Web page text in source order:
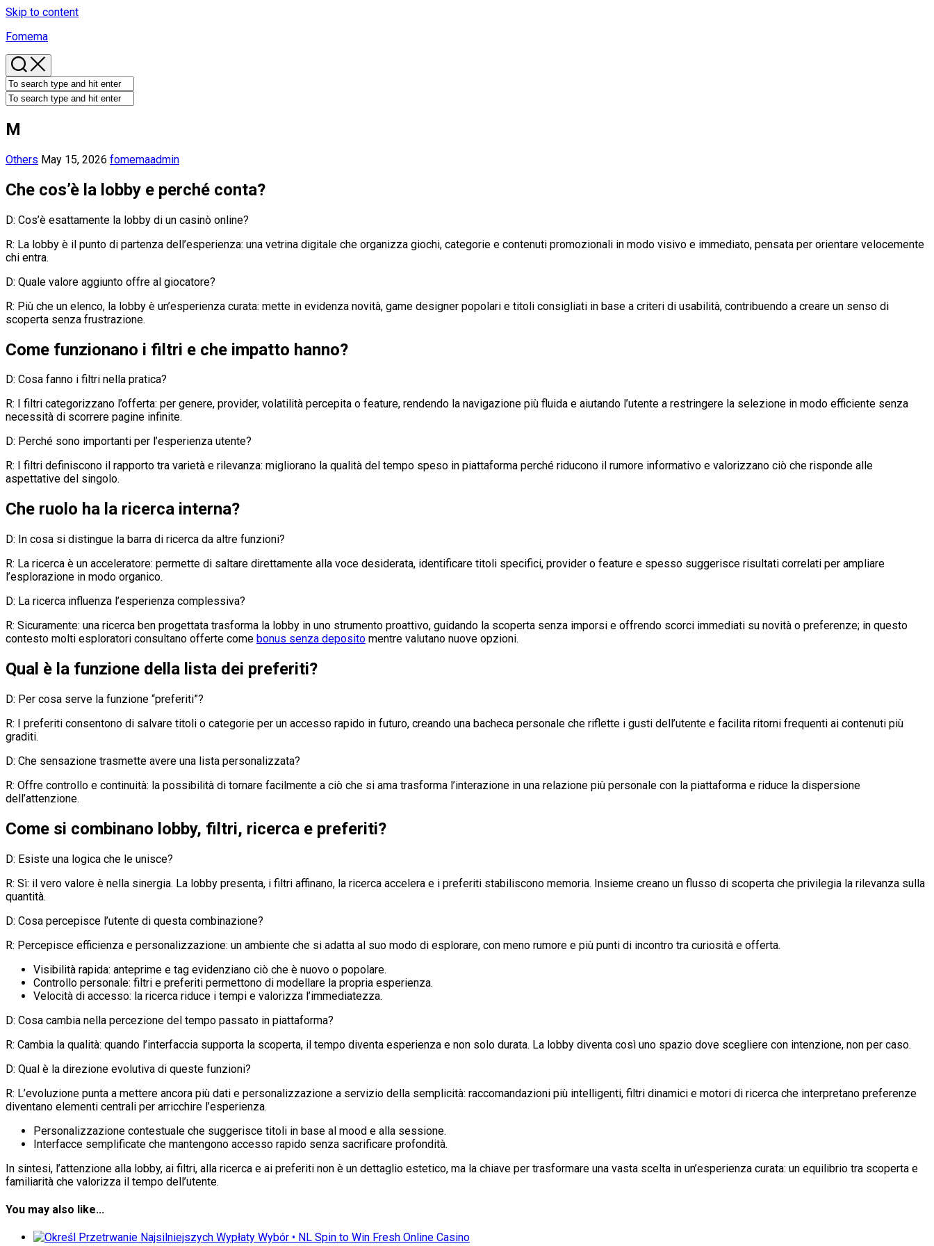
Skip to content
Fomema
M
Others May 15, 2026 fomemaadmin
Che cos’è la lobby e perché conta?
D: Cos’è esattamente la lobby di un casinò online?
R: La lobby è il punto di partenza dell’esperienza: una vetrina digitale che organizza giochi, categorie e contenuti promozionali in modo visivo e immediato, pensata per orientare velocemente
chi entra.
D: Quale valore aggiunto offre al giocatore?
R: Più che un elenco, la lobby è un’esperienza curata: mette in evidenza novità, game designer popolari e titoli consigliati in base a criteri di usabilità, contribuendo a creare un senso di
scoperta senza frustrazione.
Come funzionano i filtri e che impatto hanno?
D: Cosa fanno i filtri nella pratica?
R: I filtri categorizzano l’offerta: per genere, provider, volatilità percepita o feature, rendendo la navigazione più fluida e aiutando l’utente a restringere la selezione in modo efficiente senza
necessità di scorrere pagine infinite.
D: Perché sono importanti per l’esperienza utente?
R: I filtri definiscono il rapporto tra varietà e rilevanza: migliorano la qualità del tempo speso in piattaforma perché riducono il rumore informativo e valorizzano ciò che risponde alle
aspettative del singolo.
Che ruolo ha la ricerca interna?
D: In cosa si distingue la barra di ricerca da altre funzioni?
R: La ricerca è un acceleratore: permette di saltare direttamente alla voce desiderata, identificare titoli specifici, provider o feature e spesso suggerisce risultati correlati per ampliare
l’esplorazione in modo organico.
D: La ricerca influenza l’esperienza complessiva?
R: Sicuramente: una ricerca ben progettata trasforma la lobby in uno strumento proattivo, guidando la scoperta senza imporsi e offrendo scorci immediati su novità o preferenze; in questo
contesto molti esploratori consultano offerte come bonus senza deposito mentre valutano nuove opzioni.
Qual è la funzione della lista dei preferiti?
D: Per cosa serve la funzione “preferiti”?
R: I preferiti consentono di salvare titoli o categorie per un accesso rapido in futuro, creando una bacheca personale che riflette i gusti dell’utente e facilita ritorni frequenti ai contenuti più
graditi.
D: Che sensazione trasmette avere una lista personalizzata?
R: Offre controllo e continuità: la possibilità di tornare facilmente a ciò che si ama trasforma l’interazione in una relazione più personale con la piattaforma e riduce la dispersione
dell’attenzione.
Come si combinano lobby, filtri, ricerca e preferiti?
D: Esiste una logica che le unisce?
R: Sì: il vero valore è nella sinergia. La lobby presenta, i filtri affinano, la ricerca accelera e i preferiti stabiliscono memoria. Insieme creano un flusso di scoperta che privilegia la rilevanza sulla
quantità.
D: Cosa percepisce l’utente di questa combinazione?
R: Percepisce efficienza e personalizzazione: un ambiente che si adatta al suo modo di esplorare, con meno rumore e più punti di incontro tra curiosità e offerta.
Visibilità rapida: anteprime e tag evidenziano ciò che è nuovo o popolare.
Controllo personale: filtri e preferiti permettono di modellare la propria esperienza.
Velocità di accesso: la ricerca riduce i tempi e valorizza l’immediatezza.
D: Cosa cambia nella percezione del tempo passato in piattaforma?
R: Cambia la qualità: quando l’interfaccia supporta la scoperta, il tempo diventa esperienza e non solo durata. La lobby diventa così uno spazio dove scegliere con intenzione, non per caso.
D: Qual è la direzione evolutiva di queste funzioni?
R: L’evoluzione punta a mettere ancora più dati e personalizzazione a servizio della semplicità: raccomandazioni più intelligenti, filtri dinamici e motori di ricerca che interpretano preferenze
diventano elementi centrali per arricchire l’esperienza.
Personalizzazione contestuale che suggerisce titoli in base al mood e alla sessione.
Interfacce semplificate che mantengono accesso rapido senza sacrificare profondità.
In sintesi, l’attenzione alla lobby, ai filtri, alla ricerca e ai preferiti non è un dettaglio estetico, ma la chiave per trasformare una vasta scelta in un’esperienza curata: un equilibrio tra scoperta e
familiarità che valorizza il tempo dell’utente.
You may also like...